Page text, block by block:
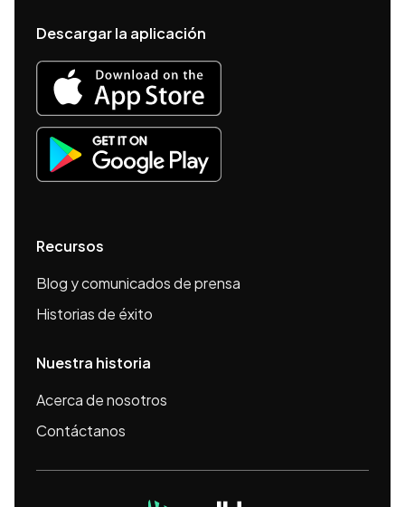
Descargar la aplicación
Recursos
Blog y comunicados de prensa
Historias de éxito
Nuestra historia
Acerca de nosotros
Contáctanos